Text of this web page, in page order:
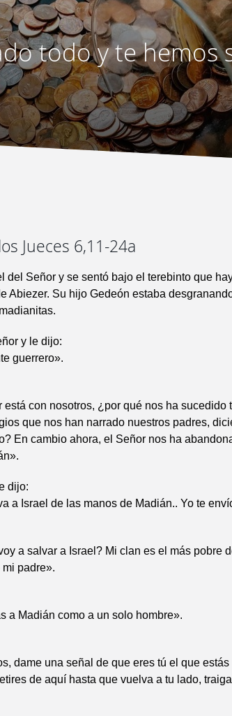
todo y te hemos
Jueces 6,11-24a
del Señor y se sentó bajo el terebinto que
Abiezer. Su hijo Gedeón estaba
y le dijo:
guerrero».
con nosotros, ¿por qué nos ha sucedido
que nos han narrado nuestros padres,
En cambio ahora, el Señor nos ha
dijo:
a Israel de las manos de Madián.. Yo te
a salvar a Israel? Mi clan es el más pobre
padre».
a Madián como a un solo hombre».
dame una señal de que eres tú el que
de aquí hasta que vuelva a tu lado,